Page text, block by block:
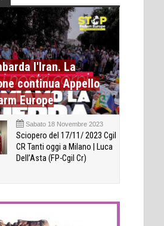
l'Iran. La
continua Appello
Europe
Sabato 18 Novembre 2023
Sciopero del 17/11/ 2023 Cgil
CR Tanti oggi a Milano | Luca
Dell’Asta (FP-Cgil Cr)